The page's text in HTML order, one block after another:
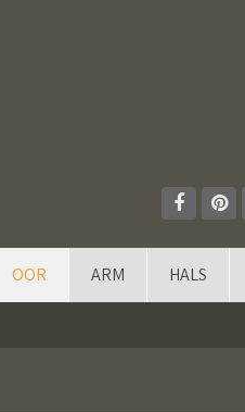
OOR ARM HALS